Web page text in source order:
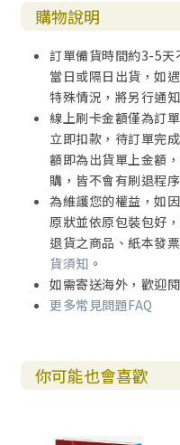
購物說明
訂單備貨時間約3-5天
當日或隔日出貨，如
特殊情況，將另行通
線上刷卡金額僅為訂
立即扣款，待訂單完
額即為出貨單上金額
購，皆不會有刷退程
為維護您的權益，如
原狀並依原包裝包好
退貨之商品、紙本發
貨須知 。
如需寄送海外，歡迎
更多常見問題FAQ
你可能也會喜歡